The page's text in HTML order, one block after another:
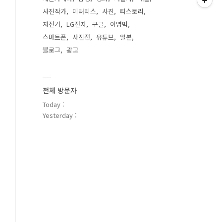
사진작가
미러리스 사진
티스토리
자전거
LG전자 구글
이명박
스마트폰
사진전 유튜브
일본
블로그
광고
전체 방문자
Today :
Yesterday :